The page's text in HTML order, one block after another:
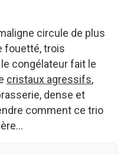
circule de plus
fouetté, trois
congélateur fait le
cristaux agressifs,
dense et
comment ce trio